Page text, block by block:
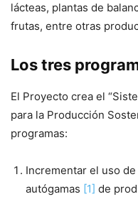
lácteas, plantas de
frutas, entre otras
Los tres
El Proyecto crea el
para la Producción
programas:
Incrementar el uso
autógamas [1] de